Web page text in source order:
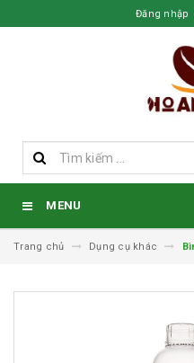
Đăng nhập
MENU
Trang chủ Dụng cụ khác